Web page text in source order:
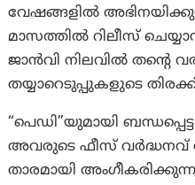
വേഷങ്ങളിൽ
മാസത്തിൽ റിലീസ്
ജാൻവി നിലവിൽ തന്റെ
തയ്യാറെടുപ്പുകളുടെ
“പെഡി”യുമായി
അവരുടെ ഫീസ് വർദ്ധനവ്
താരമായി